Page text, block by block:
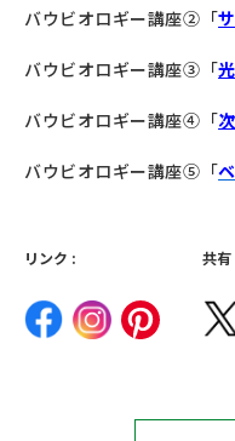
バウビオロギー講座②「
バウビオロギー講座③「
バウビオロギー講座④「
バウビオロギー講座⑤「
リンク : 共有